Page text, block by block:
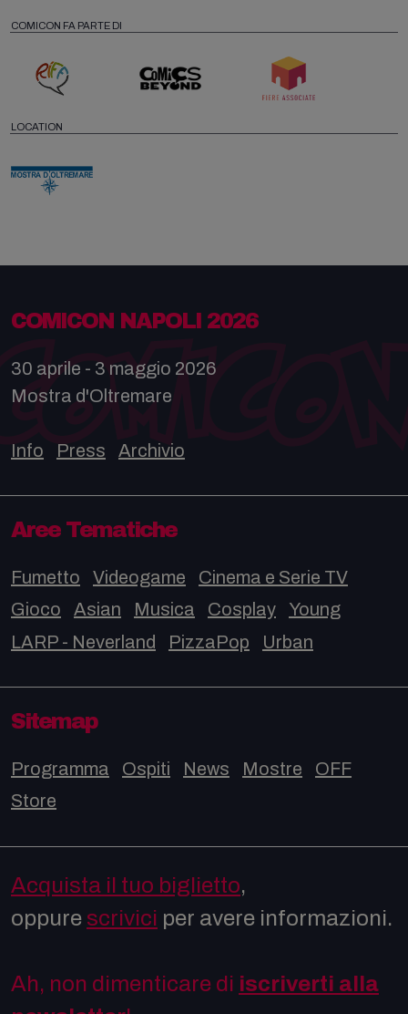
COMICON FA PARTE DI
LOCATION
COMICON NAPOLI 2026
30 aprile - 3 maggio 2026
Mostra d'Oltremare
Info Press Archivio
Aree Tematiche
Fumetto Videogame
Cinema e Serie TV
Gioco
Asian Musica Cosplay
Young
LARP - Neverland
PizzaPop Urban
Sitemap
Programma Ospiti News Mostre
OFF
Store
Acquista il tuo biglietto,
oppure scrivici per avere informazioni.
Ah, non dimenticare di iscriverti alla